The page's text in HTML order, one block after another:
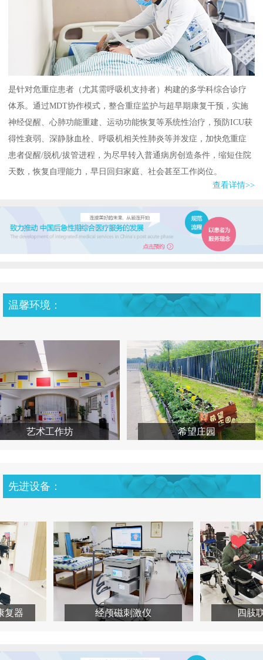
是针对危重症患者（尤其需呼吸机支持者）构建的多学科综合诊疗
体系。通过MDT协作模式，整合重症监护与超早期康复干预，实施
神经促醒、心肺功能重建、运动功能恢复等系统性治疗，预防ICU获
得性衰弱、深静脉血栓、呼吸机相关性肺炎等并发症，加快危重症
患者促醒/脱机/拔管进程，为尽早转入普通病房创造条件，缩短住院
天数，恢复自理能力，早日回归家庭、社会甚至工作岗位。
查看详情>>
温馨环境：
艺术工作坊 希望庄园
先进设备：
器 经颅磁刺激仪 四肢